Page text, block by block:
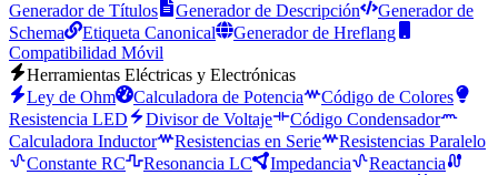
Generador de Títulos
Generador de Descripción
Generador de
Schema
Etiqueta Canonical
Generador de Hreflang
Compatibilidad Móvil
Herramientas Eléctricas y Electrónicas
Ley de Ohm
Calculadora de Potencia
Código de Colores
Resistencia LED
Divisor de Voltaje
Código Condensador
Calculadora Inductor
Resistencias en Serie
Resistencias Paralelo
Constante RC
Resonancia LC Impedancia
Reactancia